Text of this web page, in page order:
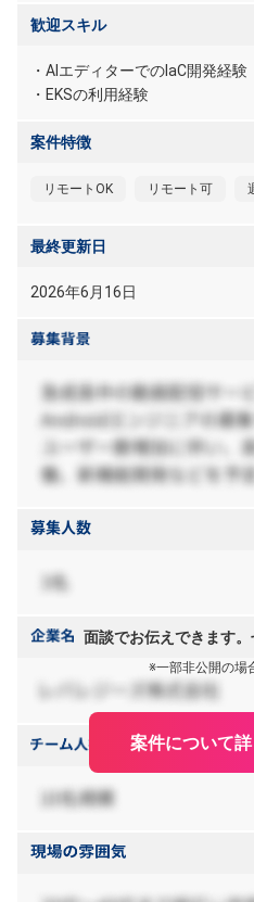
歓迎スキル
・AIエディターでのIaC開発経験
・EKSの利用経験
案件特徴
リモートOK リモート可
最終更新日
2026年6月16日
面談でお伝えできます。
※一部非公開の場
案件について